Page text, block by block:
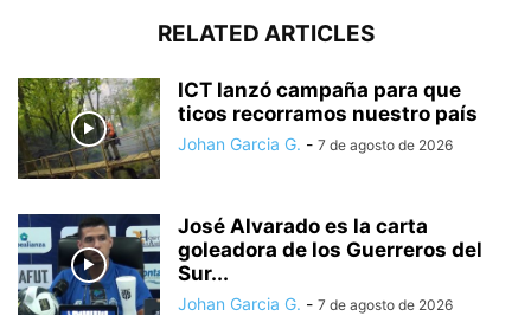
RELATED ARTICLES
ICT lanzó campaña para que
ticos recorramos nuestro país
Johan Garcia G. - 7 de agosto de 2026
José Alvarado es la carta
goleadora de los Guerreros del
Sur...
Johan Garcia G. - 7 de agosto de 2026